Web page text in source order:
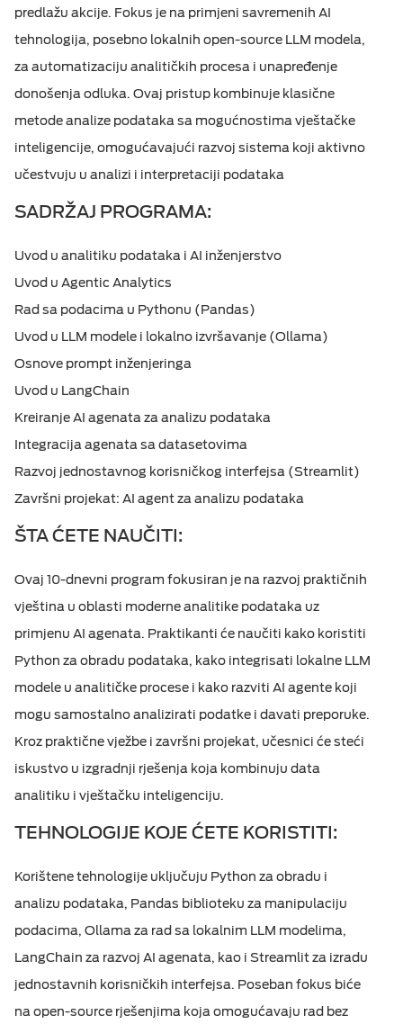
predlažu akcije. Fokus je na primjeni savremenih AI
tehnologija, posebno lokalnih open-source LLM modela,
za automatizaciju analitičkih procesa i unapređenje
donošenja odluka. Ovaj pristup kombinuje klasične
metode analize podataka sa mogućnostima vještačke
inteligencije, omogućavajući razvoj sistema koji aktivno
učestvuju u analizi i interpretaciji podataka
SADRŽAJ PROGRAMA:
Uvod u analitiku podataka i AI inženjerstvo
Uvod u Agentic Analytics
Rad sa podacima u Pythonu (Pandas)
Uvod u LLM modele i lokalno izvršavanje (Ollama)
Osnove prompt inženjeringa
Uvod u LangChain
Kreiranje AI agenata za analizu podataka
Integracija agenata sa datasetovima
Razvoj jednostavnog korisničkog interfejsa (Streamlit)
Završni projekat: AI agent za analizu podataka
ŠTA ĆETE NAUČITI:
Ovaj 10-dnevni program fokusiran je na razvoj praktičnih
vještina u oblasti moderne analitike podataka uz
primjenu AI agenata. Praktikanti će naučiti kako koristiti
Python za obradu podataka, kako integrisati lokalne LLM
modele u analitičke procese i kako razviti AI agente koji
mogu samostalno analizirati podatke i davati preporuke.
Kroz praktične vježbe i završni projekat, učesnici će steći
iskustvo u izgradnji rješenja koja kombinuju data
analitiku i vještačku inteligenciju.
TEHNOLOGIJE KOJE ĆETE KORISTITI:
Korištene tehnologije uključuju Python za obradu i
analizu podataka, Pandas biblioteku za manipulaciju
podacima, Ollama za rad sa lokalnim LLM modelima,
LangChain za razvoj AI agenata, kao i Streamlit za izradu
jednostavnih korisničkih interfejsa. Poseban fokus biće
na open-source rješenjima koja omogućavaju rad bez